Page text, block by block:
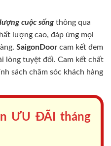
cuộc sốngthông qua
lượng cao, đáp ứng mọi
SaigonDoor cam kết đem
lòng tuyệt đối. Cam kết chất
sách chăm sóc khách hàng
ƯU ĐÃI tháng